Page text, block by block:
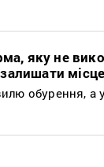
яку не
обурення,